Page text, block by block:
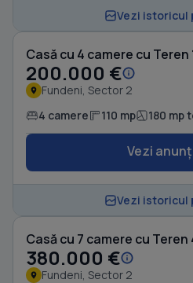
Vezi istoricul
Casă cu 4 camere cu Teren
200.000 €
Fundeni, Sector 2
4 camere 110 mp 180 mp
Vezi
Vezi istoricul
Casă cu 7 camere cu Teren
380.000 €
Fundeni, Sector 2